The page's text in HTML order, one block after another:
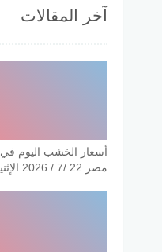
آخر المقالات
أسعار الخشب اليوم في
مصر 22 /7 / 2026 الإثنين